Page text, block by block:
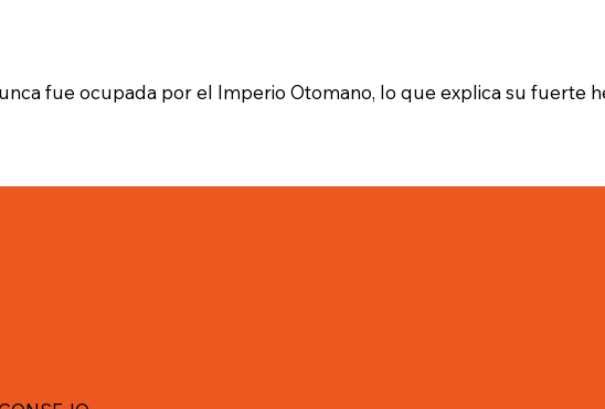
fue ocupada por el Imperio Otomano, lo que explica su fuerte